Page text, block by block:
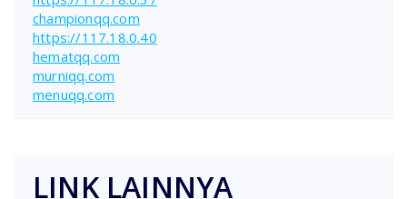
championqq.com
https://117.18.0.40
hematqq.com
murniqq.com
menuqq.com
LINK LAINNYA